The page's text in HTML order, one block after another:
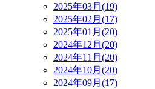
2025年03月(19)
2025年02月(17)
2025年01月(20)
2024年12月(20)
2024年11月(20)
2024年10月(20)
2024年09月(17)